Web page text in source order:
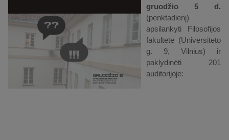
gruodžio 5 d.
(penktadienį)
apsilankyti Filosofijos
fakultete (Universiteto
g. 9, Vilnius) ir
paklydinėti 201
auditorijoje: